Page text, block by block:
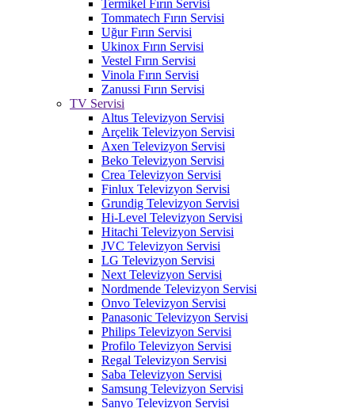
Termikel Fırın Servisi
Tommatech Fırın Servisi
Uğur Fırın Servisi
Ukinox Fırın Servisi
Vestel Fırın Servisi
Vinola Fırın Servisi
Zanussi Fırın Servisi
TV Servisi
Altus Televizyon Servisi
Arçelik Televizyon Servisi
Axen Televizyon Servisi
Beko Televizyon Servisi
Crea Televizyon Servisi
Finlux Televizyon Servisi
Grundig Televizyon Servisi
Hi-Level Televizyon Servisi
Hitachi Televizyon Servisi
JVC Televizyon Servisi
LG Televizyon Servisi
Next Televizyon Servisi
Nordmende Televizyon Servisi
Onvo Televizyon Servisi
Panasonic Televizyon Servisi
Philips Televizyon Servisi
Profilo Televizyon Servisi
Regal Televizyon Servisi
Saba Televizyon Servisi
Samsung Televizyon Servisi
Sanyo Televizyon Servisi